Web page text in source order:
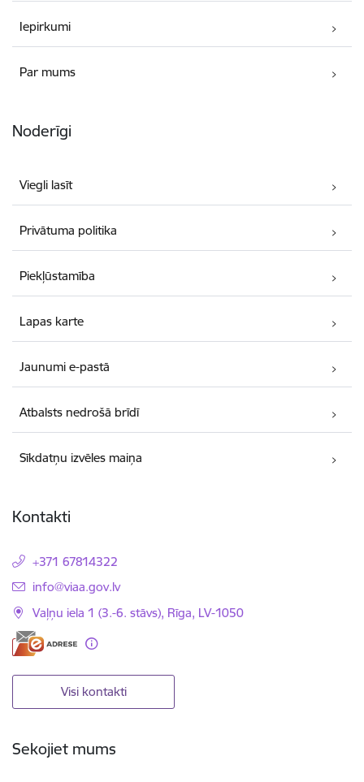
Iepirkumi
Par mums
Noderīgi
Viegli lasīt
Privātuma politika
Piekļūstamība
Lapas karte
Jaunumi e-pastā
Atbalsts nedrošā brīdī
Sīkdatņu izvēles maiņa
Kontakti
+371 67814322
E-pasts:
info@viaa.gov.lv
Vaļņu iela 1 (3.-6. stāvs), Rīga, LV-1050
Visi kontakti
Sekojiet mums